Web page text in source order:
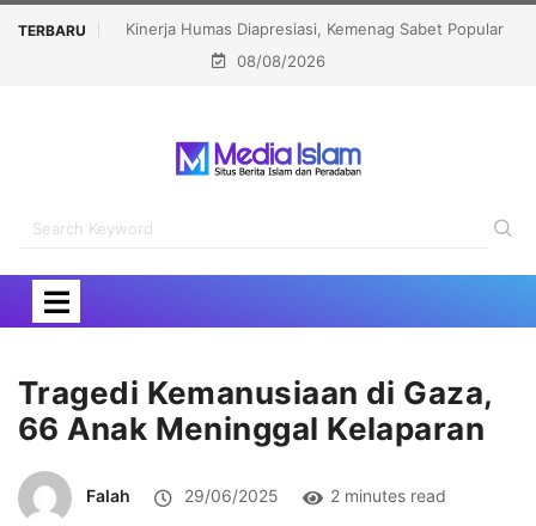
TERBARU
Popular
Menhaj: IKLHI 2026 Bukti Layanan Haji Kian Berkualitas
08/08/2026
Tragedi Kemanusiaan di Gaza,
66 Anak Meninggal Kelaparan
Falah 29/06/2025 2 minutes read